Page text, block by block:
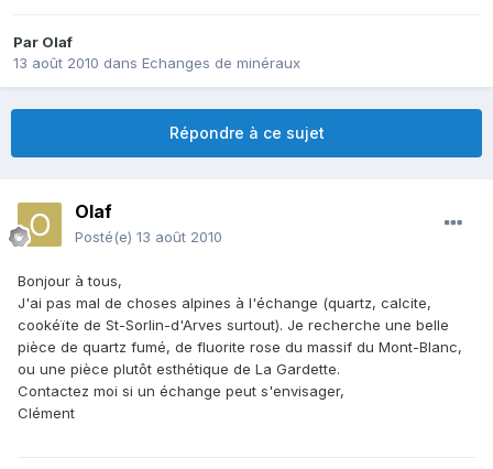
Par Olaf
13 août 2010 dans Echanges de minéraux
Répondre à ce sujet
Olaf
Posté(e) 13 août 2010
Bonjour à tous,
J'ai pas mal de choses alpines à l'échange (quartz, calcite,
cookéïte de St-Sorlin-d'Arves surtout). Je recherche une belle
pièce de quartz fumé, de fluorite rose du massif du Mont-Blanc,
ou une pièce plutôt esthétique de La Gardette.
Contactez moi si un échange peut s'envisager,
Clément